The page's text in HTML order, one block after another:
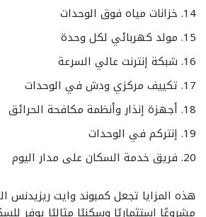
خزانات مياه فوق الوحدات
مولد كهربائي لكل وحدة
شبكة إنترنت عالي السرعة
تكييف مركزي ودش في الوحدات
أجهزة إنذار وأنظمة مكافحة الحرائق
إنتركم في الوحدات
فريق خدمة السكان على مدار اليوم
هذه المزايا تجعل كمبوند وايت ريزيدنس
مشروعًا استثماريًا وسكنيًا مثاليًا يوفر